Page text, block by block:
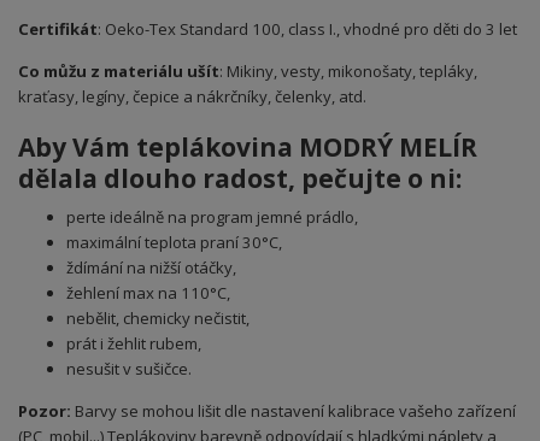
Certifikát: Oeko-Tex Standard 100, class I., vhodné pro děti do 3 let
Co můžu z materiálu ušít: Mikiny, vesty, mikonošaty, tepláky,
kraťasy, legíny, čepice a nákrčníky, čelenky, atd.
Aby Vám teplákovina MODRÝ MELÍR
dělala dlouho radost, pečujte o ni:
perte ideálně na program jemné prádlo,
maximální teplota praní 30°C,
ždímání na nižší otáčky,
žehlení max na 110°C,
nebělit, chemicky nečistit,
prát i žehlit rubem,
nesušit v sušičce.
Pozor: Barvy se mohou lišit dle nastavení kalibrace vašeho zařízení
(PC, mobil...) Teplákoviny barevně odpovídají s hladkými náplety a